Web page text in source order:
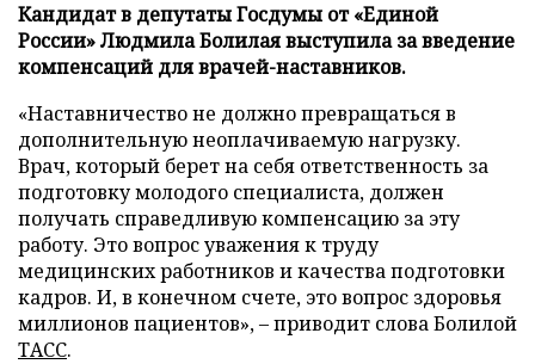
Кандидат в депутаты Госдумы от «Единой
России» Людмила Болилая выступила за введение
компенсаций для врачей-наставников.
«Наставничество не должно превращаться в
дополнительную неоплачиваемую нагрузку.
Врач, который берет на себя ответственность за
подготовку молодого специалиста, должен
получать справедливую компенсацию за эту
работу. Это вопрос уважения к труду
медицинских работников и качества подготовки
кадров. И, в конечном счете, это вопрос здоровья
миллионов пациентов», – приводит слова Болилой
ТАСС.